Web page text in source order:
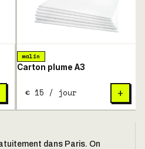
malin
Carton plume A3
€ 15 / jour +
dans Paris. On